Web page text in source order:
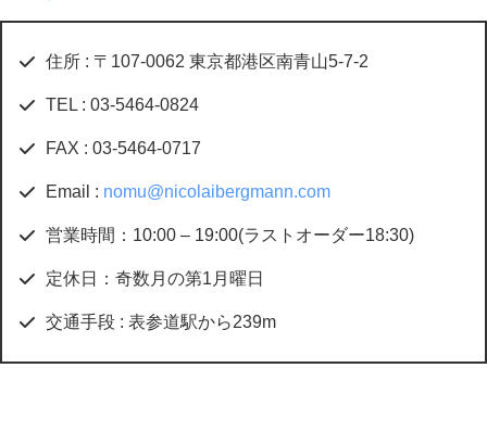
住所 : 〒107-0062 東京都港区南青山5-7-2
TEL : 03-5464-0824
FAX : 03-5464-0717
Email : nomu@nicolaibergmann.com
営業時間：10:00 – 19:00(ラストオーダー18:30)
定休日：奇数月の第1月曜日
交通手段 : 表参道駅から239m